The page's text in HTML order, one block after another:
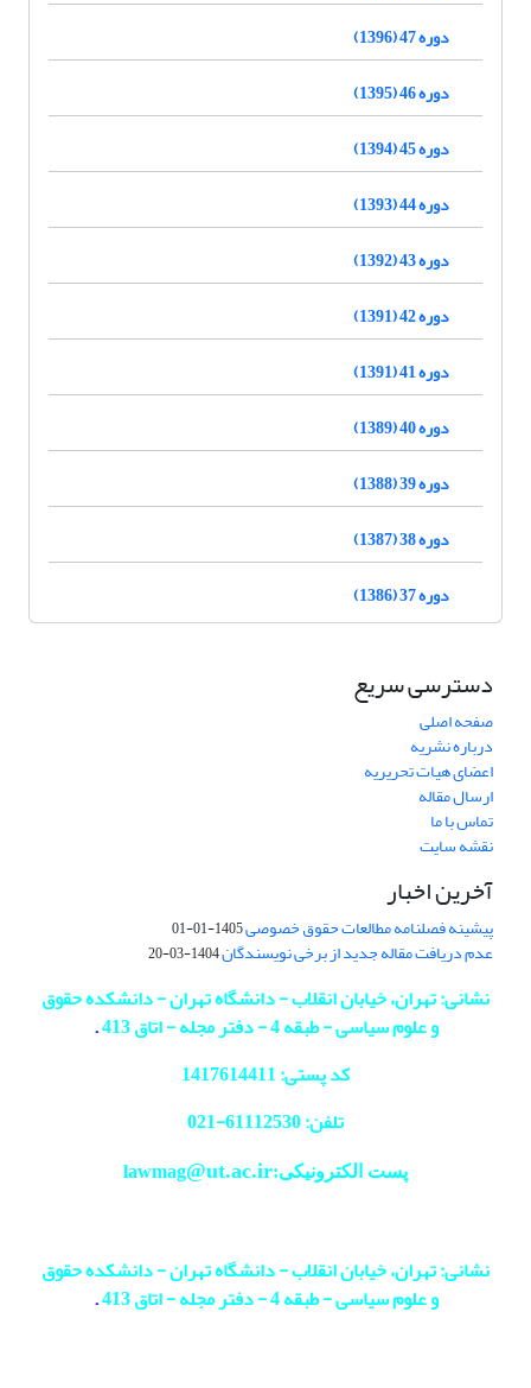
دوره 47 (1396)
دوره 46 (1395)
دوره 45 (1394)
دوره 44 (1393)
دوره 43 (1392)
دوره 42 (1391)
دوره 41 (1391)
دوره 40 (1389)
دوره 39 (1388)
دوره 38 (1387)
دوره 37 (1386)
دسترسی سریع
صفحه اصلی
درباره نشریه
اعضای هیات تحریریه
ارسال مقاله
تماس با ما
نقشه سایت
آخرین اخبار
پیشینه فصلنامه مطالعات حقوق خصوصی1405-01-01
عدم دریافت مقاله جدید از برخی نویسندگان1404-03-20
نشانی: تهران، خیابان انقلاب - دانشگاه تهران - دانشکده حقوق
و علوم سیاسی - طبقه 4 - دفتر مجله - اتاق 413
.
کد پستی: 1417614411
تلفن: 61112530-
021
پست الکترونیکی:lawmag@ut.ac.ir
نشانی: تهران، خیابان انقلاب - دانشگاه تهران - دانشکده حقوق
و علوم سیاسی - طبقه 4 - دفتر مجله - اتاق 413
.